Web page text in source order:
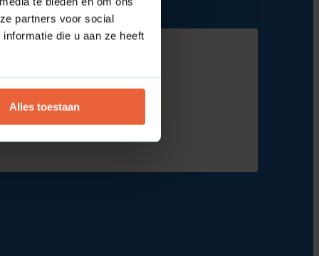
partners voor social
die u aan ze heeft
Alles toestaan